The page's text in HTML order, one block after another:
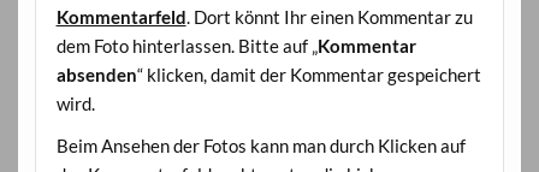
Kommentarfeld. Dort könnt Ihr einen Kommentar zu
dem Foto hinterlassen. Bitte auf „Kommentar
absenden“ klicken, damit der Kommentar gespeichert
wird.
Beim Ansehen der Fotos kann man durch Klicken auf